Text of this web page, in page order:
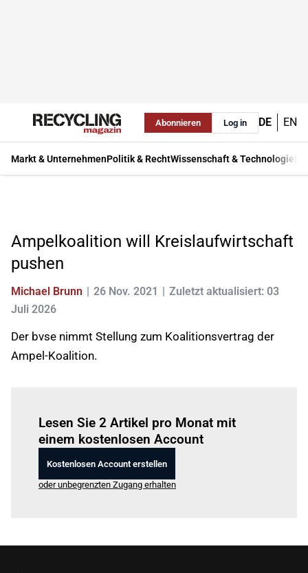
Abonnieren Log in DE EN
Markt & UnternehmenPolitik & RechtWissenschaft & Technologie
Ampelkoalition will Kreislaufwirtschaft
pushen
Michael Brunn 26 Nov. 2021
Zuletzt aktualisiert: 03
Juli 2026
Der bvse nimmt Stellung zum Koalitionsvertrag der
Ampel-Koalition.
Lesen Sie 2 Artikel pro Monat mit
einem kostenlosen Account
Kostenlosen Account erstellen
oder unbegrenzten Zugang erhalten